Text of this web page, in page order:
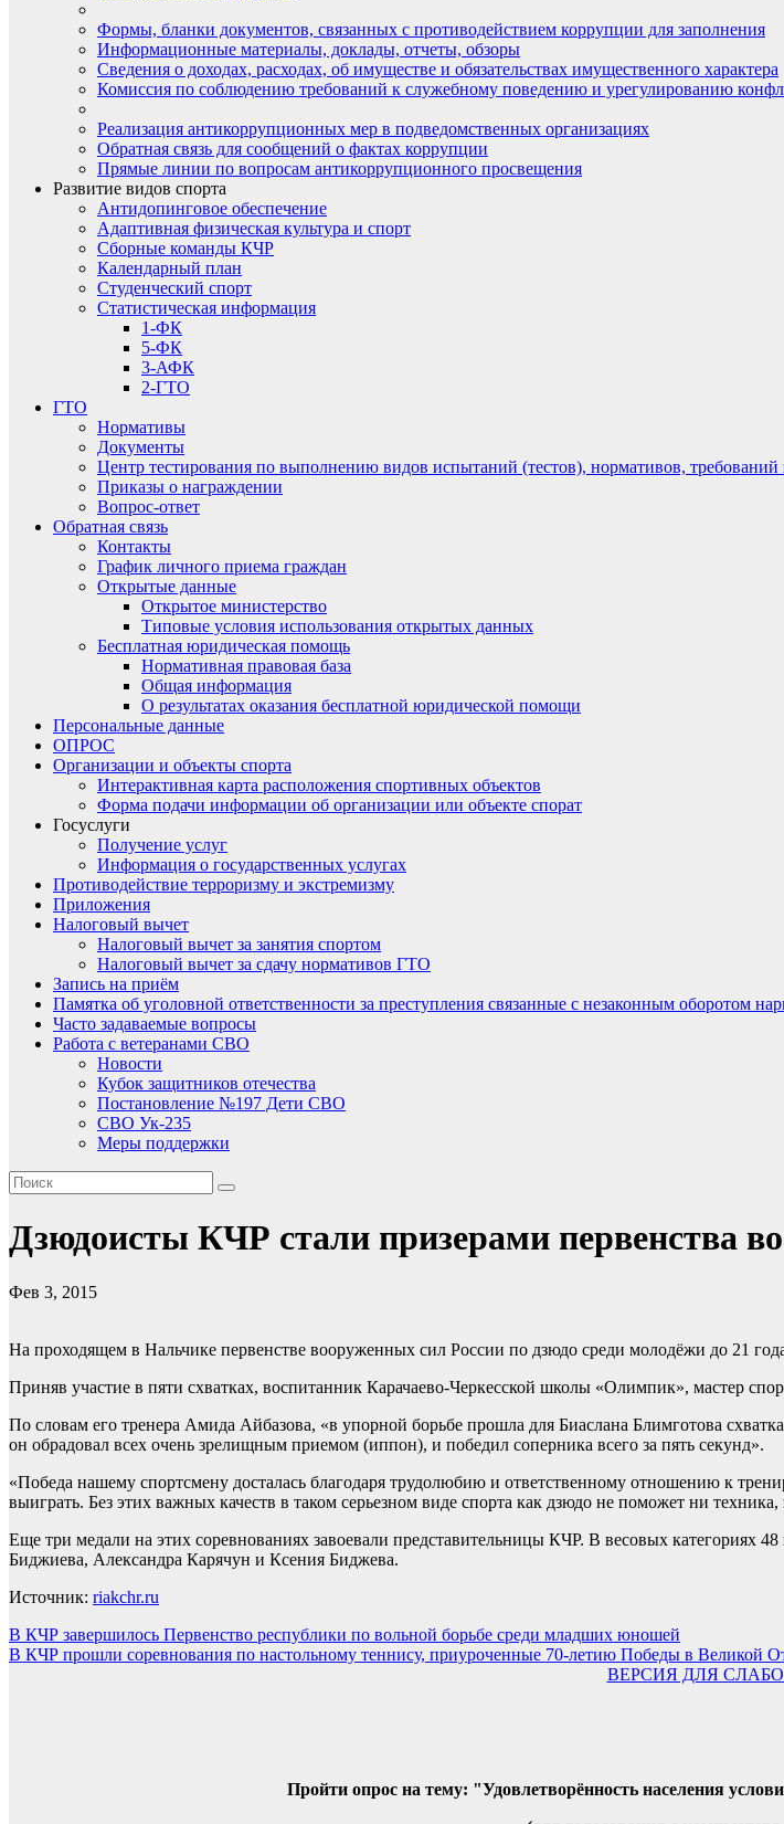
Формы, бланки документов, связанных с противодействием коррупции для заполнения
Информационные материалы, доклады, отчеты, обзоры
Сведения о доходах, расходах, об имуществе и обязательствах имущественного характера
Комиссия по соблюдению требований к служебному поведению и урегулированию
Реализация антикоррупционных мер в подведомственных организациях
Обратная связь для сообщений о фактах коррупции
Прямые линии по вопросам антикоррупционного просвещения
Развитие видов спорта
Антидопинговое обеспечение
Адаптивная физическая культура и спорт
Сборные команды КЧР
Календарный план
Студенческий спорт
Статистическая информация
1-ФК
5-ФК
3-АФК
2-ГТО
ГТО
Нормативы
Документы
Центр тестирования по выполнению видов испытаний (тестов), нормативов,
Приказы о награждении
Вопрос-ответ
Обратная связь
Контакты
График личного приема граждан
Открытые данные
Открытое министерство
Типовые условия использования открытых данных
Бесплатная юридическая помощь
Нормативная правовая база
Общая информация
О результатах оказания бесплатной юридической помощи
Персональные данные
ОПРОС
Организации и объекты спорта
Интерактивная карта расположения спортивных объектов
Форма подачи информации об организации или объекте спорат
Госуслуги
Получение услуг
Информация о государственных услугах
Противодействие терроризму и экстремизму
Приложения
Налоговый вычет
Налоговый вычет за занятия спортом
Налоговый вычет за сдачу нормативов ГТО
Запись на приём
Памятка об уголовной ответственности за преступления связанные с незаконным оборотом
Часто задаваемые вопросы
Работа с ветеранами СВО
Новости
Кубок защитников отечества
Постановление №197 Дети СВО
СВО Ук-235
Меры поддержки
Дзюдоисты КЧР стали призерами первенства
Фев 3, 2015
На проходящем в Нальчике первенстве вооруженных сил России по дзюдо среди молодёжи до 21
Приняв участие в пяти схватках, воспитанник Карачаево-Черкесской школы «Олимпик», мастер
По словам его тренера Амида Айбазова, «в упорной борьбе прошла для Биаслана Блимготова
он обрадовал всех очень зрелищным приемом (иппон), и победил соперника всего за пять секунд».
«Победа нашему спортсмену досталась благодаря трудолюбию и ответственному отношению к
выиграть. Без этих важных качеств в таком серьезном виде спорта как дзюдо не поможет ни
Еще три медали на этих соревнованиях завоевали представительницы КЧР. В весовых категориях 48
Биджиева, Александра Карячун и Ксения Биджева.
Источник: riakchr.ru
Навигация
по
В КЧР завершилось Первенство республики по вольной борьбе среди младших юношей
В КЧР прошли соревнования по настольному теннису, приуроченные 70-летию Победы в Великой
ВЕРСИЯ ДЛЯ
Пройти опрос на тему: "Удовлетворённость населения